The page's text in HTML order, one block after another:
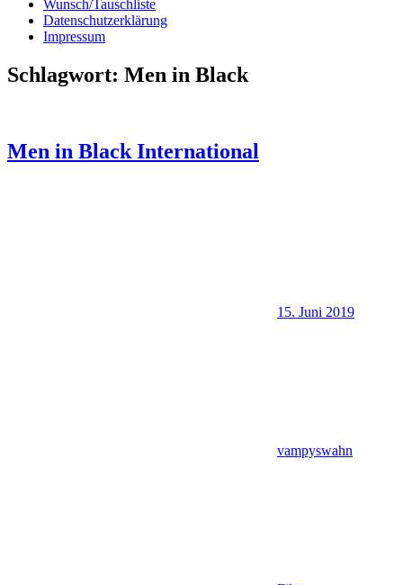
Wunsch/Tauschliste
Datenschutzerklärung
Impressum
Schlagwort: Men in Black
Men in Black International
15. Juni 2019
vampyswahn